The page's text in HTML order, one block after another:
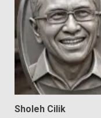
Sholeh Cilik